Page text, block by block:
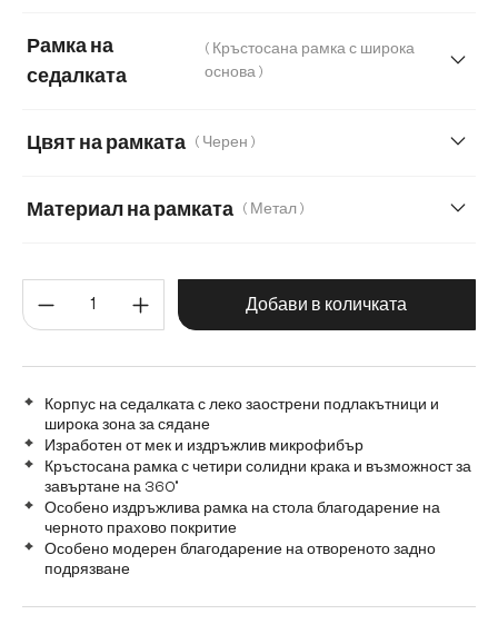
Мека плюшена материя
Рамка на
седалката
( Кръстосана рамка с широка
основа )
Цвят на рамката ( Черен )
Материал на рамката ( Метал )
Дърво Матирана неръждаема стомана
Количество на продукта:
Добави в количката
Корпус на седалката с леко заострени подлакътници и
широка зона за сядане
Изработен от мек и издръжлив микрофибър
Кръстосана рамка с четири солидни крака и възможност за
завъртане на 360°
Особено издръжлива рамка на стола благодарение на
черното прахово покритие
Особено модерен благодарение на отвореното задно
подрязване